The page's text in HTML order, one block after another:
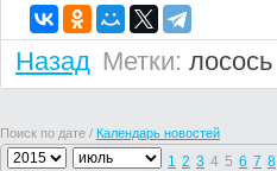
Назад Метки: лосось
Поиск по дате / Календарь новостей
1 2 3 4 5 6 7 8